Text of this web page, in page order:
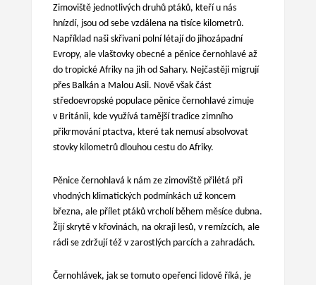
Zimoviště jednotlivých druhů ptáků, kteří u nás
hnízdí, jsou od sebe vzdálena na tisíce kilometrů.
Například naši skřivani polní létají do jihozápadní
Evropy, ale vlaštovky obecné a pěnice černohlavé až
do tropické Afriky na jih od Sahary. Nejčastěji migrují
přes Balkán a Malou Asii. Nově však část
středoevropské populace pěnice černohlavé zimuje
v Británii, kde využívá tamější tradice zimního
přikrmování ptactva, které tak nemusí absolvovat
stovky kilometrů dlouhou cestu do Afriky.
Pěnice černohlavá k nám ze zimoviště přilétá při
vhodných klimatických podmínkách už koncem
března, ale přílet ptáků vrcholí během měsíce dubna.
Žijí skrytě v křovinách, na okraji lesů, v remízcích, ale
rádi se zdržují též v zarostlých parcích a zahradách.
Černohlávek, jak se tomuto opeřenci lidově říká, je